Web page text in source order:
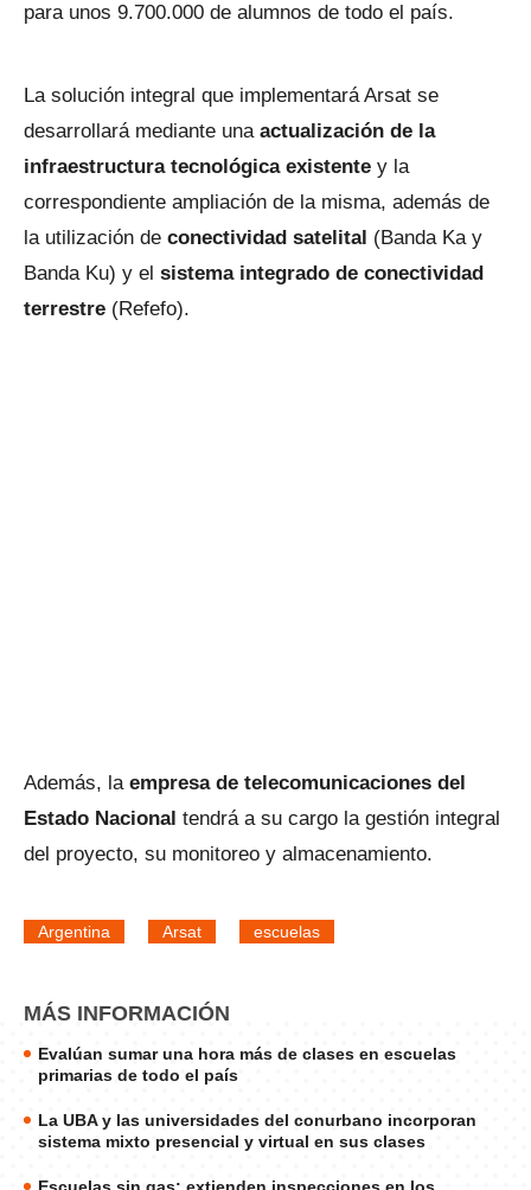
para unos 9.700.000 de alumnos de todo el país.
La solución integral que implementará Arsat se
desarrollará mediante una actualización de la
infraestructura tecnológica existente y la
correspondiente ampliación de la misma, además de
la utilización de conectividad satelital (Banda Ka y
Banda Ku) y el sistema integrado de conectividad
terrestre (Refefo).
Además, la empresa de telecomunicaciones del
Estado Nacional tendrá a su cargo la gestión integral
del proyecto, su monitoreo y almacenamiento.
Argentina Arsat escuelas
MÁS INFORMACIÓN
Evalúan sumar una hora más de clases en escuelas
primarias de todo el país
La UBA y las universidades del conurbano incorporan
sistema mixto presencial y virtual en sus clases